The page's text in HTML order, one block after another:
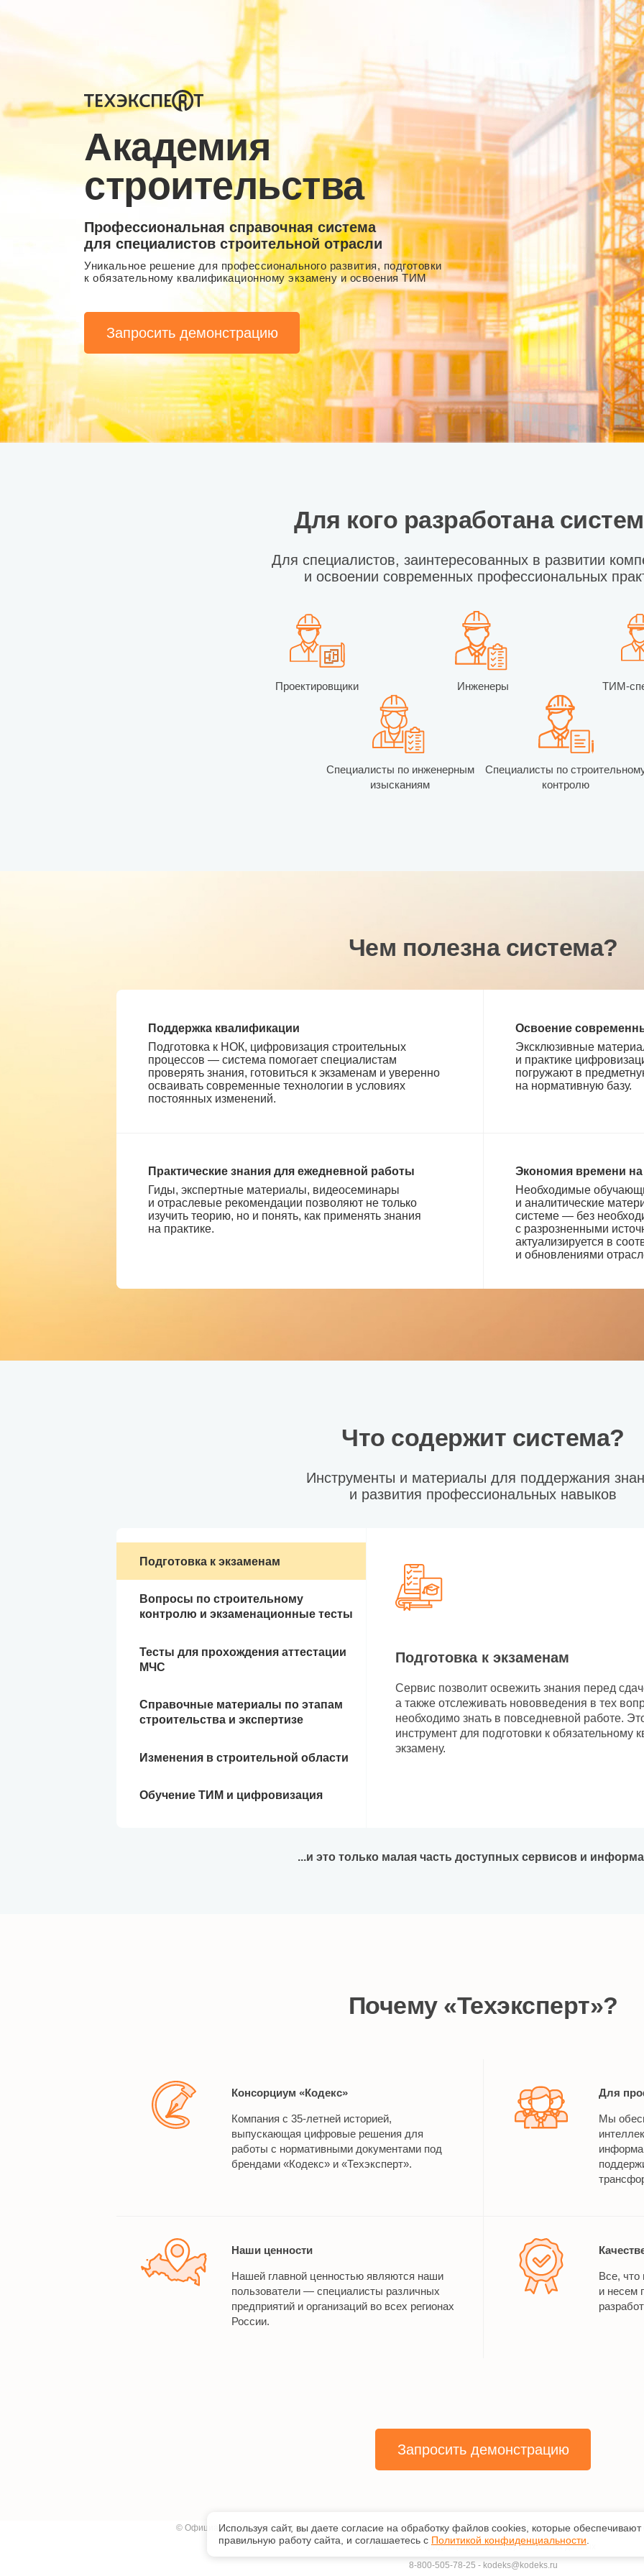
Академия
строительства
Профессиональная справочная система
для специалистов строительной отрасли
Уникальное решение для профессионального развития, подготовки
к обязательному квалификационному экзамену и освоения ТИМ
Запросить демонстрацию
Для кого разработана
Для специалистов, заинтересованных в развитии
и освоении современных профессиональных
Проектировщики Инженеры ТИМ-
Специалисты по инженерным
изысканиям
Специалисты по
контролю
Чем полезна система?
Поддержка квалификации
Подготовка к НОК, цифровизация строительных
процессов — система помогает специалистам
проверять знания, готовиться к экзаменам и уверенно
осваивать современные технологии в условиях
постоянных изменений.
Освоение
Эксклюзивные
и практике
погружают в
на нормативную базу.
Практические знания для ежедневной работы
Гиды, экспертные материалы, видеосеминары
и отраслевые рекомендации позволяют не только
изучить теорию, но и понять, как применять знания
на практике.
Экономия времени
Необходимые
и аналитические
системе — без
с разрозненными
актуализируется в
и обновлениями
Что содержит система?
Инструменты и материалы для поддержания
и развития профессиональных навыков
Подготовка к экзаменам
Вопросы по строительному
контролю и экзаменационные тесты
Тесты для прохождения аттестации
МЧС
Справочные материалы по этапам
строительства и экспертизе
Изменения в строительной области
Обучение ТИМ и цифровизация
Подготовка к экзаменам
Сервис позволит освежить знания перед
а также отслеживать нововведения в тех
необходимо знать в повседневной работе.
инструмент для подготовки к обязательному
экзамену.
...и это только малая часть доступных сервисов и
Почему «Техэксперт»?
Консорциум «Кодекс»
Компания с 35-летней историей,
выпускающая цифровые решения для
работы с нормативными документами под
брендами «Кодекс» и «Техэксперт».
Для
Мы
Наши ценности
Нашей главной ценностью являются наши
пользователи — специалисты различных
предприятий и организаций во всех регионах
России.
Все,
и несем
Запросить демонстрацию
© Официальный дистрибьютор в Белгородской области ИП Батурин,2026. Исключительные авторские и
Политика конфиденциальности персональных данных
8-800-505-78-25 - kodeks@kodeks.ru
Используя сайт, вы даете согласие на обработку файлов сооkiеs, которые обеспечивают
правильную работу сайта, и соглашаетесь с Политикой конфиденциальности.